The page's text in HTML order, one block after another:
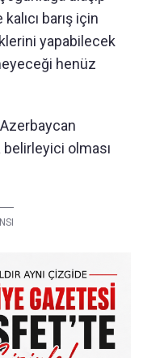
barış için
yapabilecek
henüz
belirleyici olması